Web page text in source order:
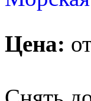
Цена: